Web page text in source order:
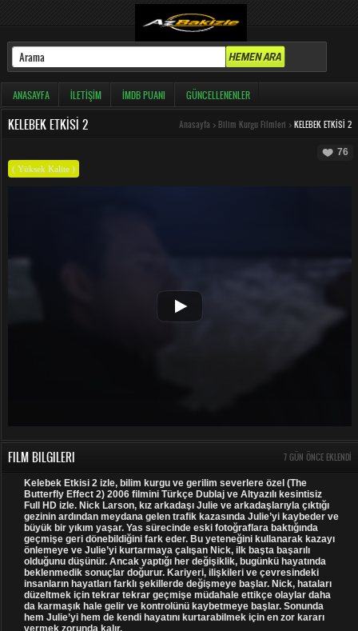
ANASAYFA İLETIŞIM İMDB PUANI GÜNCELLENENLER
KELEBEK ETKISI 2 Anasayfa > Bilim Kurgu Filmleri > KELEBEK ETKISI 2
76
( Yüksek Kalite )
FILM BILGILERI 7 GÜN ÖNCE EKLENDI
Kelebek Etkisi 2 izle, bilim kurgu ve gerilim severlere özel (The
Butterfly Effect 2) 2006 filmini Türkçe Dublaj ve Altyazılı kesintisiz
Full HD izle. Nick Larson, kız arkadaşı Julie ve arkadaşlarıyla çıktığı
gezinin ardından meydana gelen trafik kazasında Julie’yi kaybeder ve
büyük bir yıkım yaşar. Yas sürecinde eski fotoğraflara baktığında
geçmişe geri dönebildiğini fark eder. Bu yeteneğini kullanarak kazayı
önlemeye ve Julie’yi kurtarmaya çalışan Nick, ilk başta başarılı
olduğunu düşünür. Ancak yaptığı her değişiklik, bugünkü hayatında
beklenmedik sonuçlar doğurur. Kariyeri, ilişkileri ve çevresindeki
insanların hayatları farklı şekillerde değişmeye başlar. Nick, hataları
düzeltmek için tekrar tekrar geçmişe müdahale ettikçe olaylar daha
da karmaşık hale gelir ve kontrolünü kaybetmeye başlar. Sonunda
hem Julie’yi hem de kendi hayatını kurtarabilmek için en zor kararı
vermek zorunda kalır.